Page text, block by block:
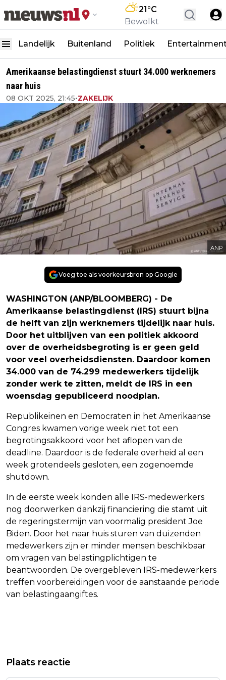
21°C
Bewolkt
Landelijk Buitenland Politiek
Amerikaanse belastingdienst stuurt 34.000 werknemers
naar huis
08 OKT 2025, 21:45•ZAKELIJK
ANP
Voeg toe als voorkeursbron op Google
WASHINGTON (ANP/BLOOMBERG) - De
Amerikaanse belastingdienst (IRS) stuurt bijna
de helft van zijn werknemers tijdelijk naar huis.
Door het uitblijven van een politiek akkoord
over de overheidsbegroting is er geen geld
voor veel overheidsdiensten. Daardoor komen
34.000 van de 74.299 medewerkers tijdelijk
zonder werk te zitten, meldt de IRS in een
woensdag gepubliceerd noodplan.
Republikeinen en Democraten in het Amerikaanse
Congres kwamen vorige week niet tot een
begrotingsakkoord voor het aflopen van de
deadline. Daardoor is de federale overheid al een
week grotendeels gesloten, een zogenoemde
shutdown.
In de eerste week konden alle IRS-medewerkers
nog doorwerken dankzij financiering die stamt uit
de regeringstermijn van voormalig president Joe
Biden. Door het naar huis sturen van duizenden
medewerkers zijn er minder mensen beschikbaar
om vragen van belastingplichtigen te
beantwoorden. De overgebleven IRS-medewerkers
treffen voorbereidingen voor de aanstaande periode
van belastingaangiftes.
AANHOUDINGEN BIJ SPOORBLOKKADE
VVD NOEMT BEZUINIGING OP
Plaats reactie